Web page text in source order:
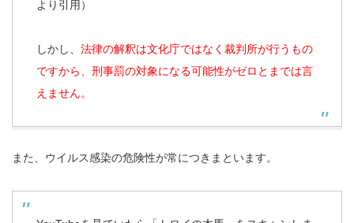
より引用）
しかし、 法律の解釈は文化庁ではなく裁判所が行うもの
ですから、刑事罰の対象になる可能性がゼロとまでは言
えません。
また、ウイルス感染の危険性が常につきまといます。